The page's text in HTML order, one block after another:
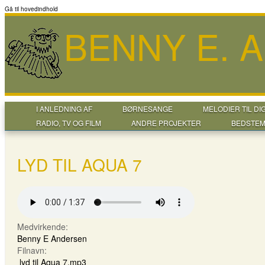
Gå til hovedindhold
BENNY E.
I ANLEDNING AF BØRNESANGE
MELODIER TIL
RADIO, TV OG FILM
ANDRE PROJEKTER
LYD TIL AQUA 7
Medvirkende:
Benny E Andersen
Filnavn:
lyd til Aqua 7.mp3